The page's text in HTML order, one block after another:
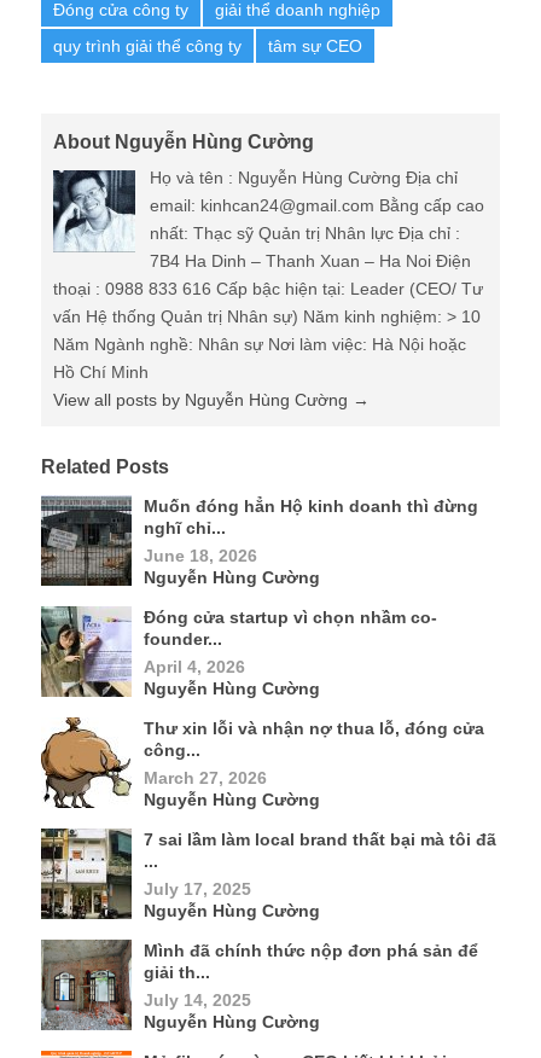
Đóng cửa công ty
giải thể doanh nghiệp
quy trình giải thể công ty
tâm sự CEO
About Nguyễn Hùng Cường
Họ và tên : Nguyễn Hùng Cường Địa chỉ
email: kinhcan24@gmail.com Bằng cấp cao
nhất: Thạc sỹ Quản trị Nhân lực Địa chỉ :
7B4 Ha Dinh – Thanh Xuan – Ha Noi Điện
thoại : 0988 833 616 Cấp bậc hiện tại: Leader (CEO/ Tư
vấn Hệ thống Quản trị Nhân sự) Năm kinh nghiệm: > 10
Năm Ngành nghề: Nhân sự Nơi làm việc: Hà Nội hoặc
Hồ Chí Minh
View all posts by Nguyễn Hùng Cường →
Related Posts
Muốn đóng hẳn Hộ kinh doanh thì đừng
nghĩ chỉ...
June 18, 2026
Nguyễn Hùng Cường
Đóng cửa startup vì chọn nhầm co-
founder...
April 4, 2026
Nguyễn Hùng Cường
Thư xin lỗi và nhận nợ thua lỗ, đóng cửa
công...
March 27, 2026
Nguyễn Hùng Cường
7 sai lầm làm local brand thất bại mà tôi đã
...
July 17, 2025
Nguyễn Hùng Cường
Mình đã chính thức nộp đơn phá sản để
giải th...
July 14, 2025
Nguyễn Hùng Cường